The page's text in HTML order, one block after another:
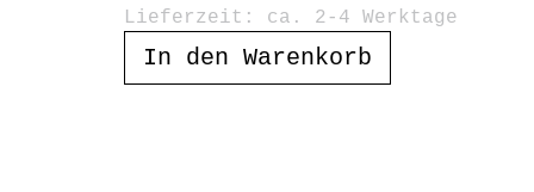
Lieferzeit: ca. 2-4 Werktage
In den Warenkorb